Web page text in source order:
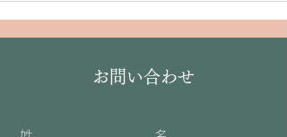
お問い合わせ